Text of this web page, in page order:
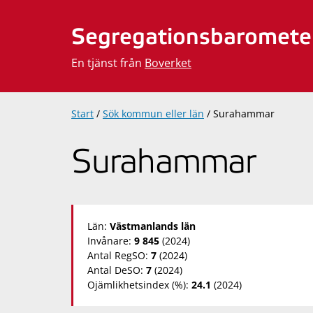
En tjänst från Boverket
Start / Sök kommun eller län / Surahammar
Surahammar
Län: Västmanlands län
Invånare: 9 845 (2024)
Antal RegSO: 7 (2024)
Antal DeSO: 7 (2024)
Ojämlikhetsindex (%): 24.1 (2024)